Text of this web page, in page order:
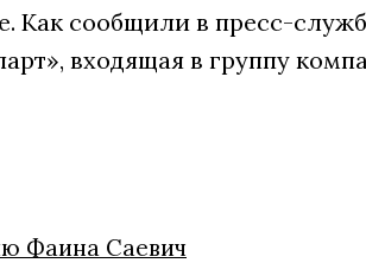
Как сообщили в пресс-
входящая в группу
Фаина Саевич